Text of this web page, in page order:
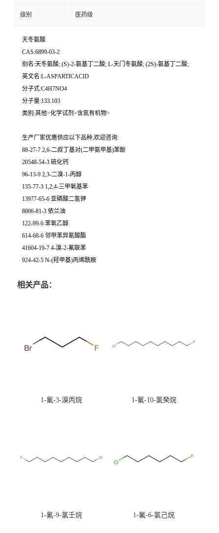
级别 医药级
天冬氨酸
CAS:6899-03-2
别名:天冬氨酸; (S)-2-氨基丁二酸; L-天门冬氨酸; (2S)-氨基丁二酸;
英文名:L-ASPARTICACID
分子式:C4H7NO4
分子量:133.103
类别:其他>化学试剂>含氮有机物>
生产厂家优惠供应以下品种,欢迎咨询:
88-27-7 2,6-二叔丁基对(二甲氨甲基)苯酚
20548-54-3 硫化钙
96-13-9 2,3-二溴-1-丙醇
135-77-3 1,2,4-三甲氧基苯
13977-65-6 亚磷酸二氢钾
8006-81-3 依兰油
122-99-6 苯氧乙醇
614-68-6 邻甲苯异氰酸酯
41604-19-7 4-溴-2-氟联苯
924-42-5 N-(羟甲基)丙烯酰胺
相关产品：
1-氟-3-溴丙烷 1-氟-10-氯癸烷
1-氟-9-氯壬烷 1-氟-6-氯己烷